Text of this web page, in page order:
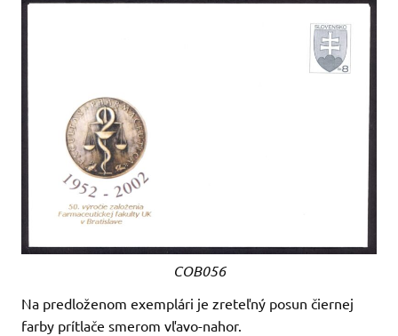
COB056
Na predloženom exemplári je zreteľný posun čiernej
farby prítlače smerom vľavo-nahor.